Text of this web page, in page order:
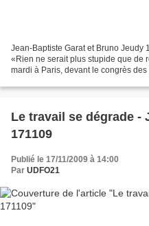
Jean-Baptiste Garat et Bruno Jeudy
«Rien ne serait plus stupide que de
mardi à Paris, devant le congrès
Le travail se dégrade -
171109
Publié le 17/11/2009 à 14:00
Par UDFO21